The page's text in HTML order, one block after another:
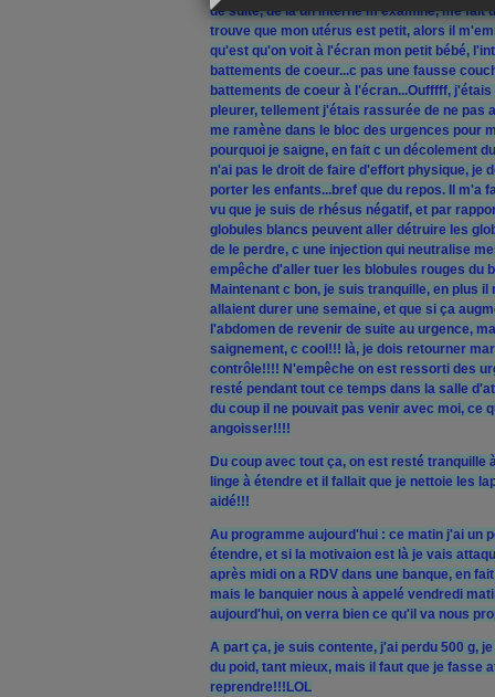
de suite, de là un interne m'examine, me fait
trouve que mon utérus est petit, alors il
qu'est qu'on voit à l'écran mon petit bébé,
battements de coeur...c pas une fausse
battements de coeur à l'écran...Oufffff,
pleurer, tellement j'étais rassurée de ne pas
me ramène dans le bloc des urgences pour
pourquoi je saigne, en fait c un décolement
n'ai pas le droit de faire d'effort physique, je
porter les enfants...bref que du repos. Il m'a
vu que je suis de rhésus négatif, et par
globules blancs peuvent aller détruire les
de le perdre, c une injection qui neutralise
empêche d'aller tuer les blobules rouges du
Maintenant c bon, je suis tranquille, en plus
allaient durer une semaine, et que si ça
l'abdomen de revenir de suite au urgence,
saignement, c cool!!! là, je dois retourner
contrôle!!!! N'empêche on est ressorti des
resté pendant tout ce temps dans la salle
du coup il ne pouvait pas venir avec moi, ce
angoisser!!!!
Du coup avec tout ça, on est resté tranquille
linge à étendre et il fallait que je nettoie les
aidé!!!
Au programme aujourd'hui : ce matin j'ai un
étendre, et si la motivaion est là je vais
après midi on a RDV dans une banque, en
mais le banquier nous à appelé vendredi
aujourd'hui, on verra bien ce qu'il va nous
A part ça, je suis contente, j'ai perdu 500 g,
du poid, tant mieux, mais il faut que je fasse
reprendre!!!LOL